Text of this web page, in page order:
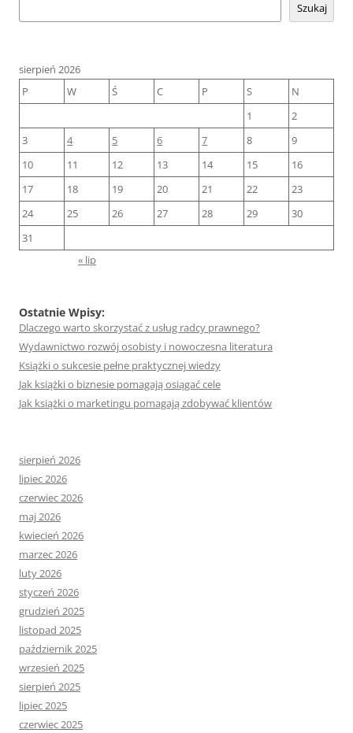
Szukaj
sierpień 2026
P
W Ś C P S
N
1
2
3
4 5 6 7 8
9
10
11 12 13 14 15
16
17
18 19 20 21 22
23
24
25 26 27 28 29
30
31
« lip
Ostatnie Wpisy:
Dlaczego warto skorzystać z usług radcy prawnego?
Wydawnictwo rozwój osobisty i nowoczesna literatura
Książki o sukcesie pełne praktycznej wiedzy
Jak książki o biznesie pomagają osiągać cele
Jak książki o marketingu pomagają zdobywać klientów
sierpień 2026
lipiec 2026
czerwiec 2026
maj 2026
kwiecień 2026
marzec 2026
luty 2026
styczeń 2026
grudzień 2025
listopad 2025
październik 2025
wrzesień 2025
sierpień 2025
lipiec 2025
czerwiec 2025